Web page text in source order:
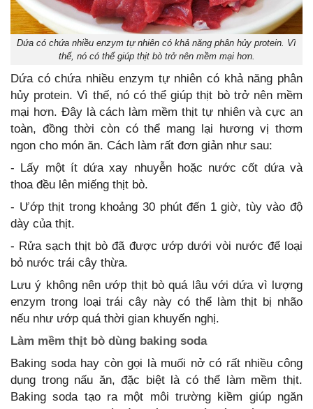
Dứa có chứa nhiều enzym tự nhiên có khả năng phân hủy protein. Vì
thế, nó có thể giúp thịt bò trở nên mềm mại hơn.
Dứa có chứa nhiều enzym tự nhiên có khả năng phân
hủy protein. Vì thế, nó có thể giúp thịt bò trở nên mềm
mại hơn. Đây là cách làm mềm thịt tự nhiên và cực an
toàn, đồng thời còn có thể mang lại hương vị thơm
ngon cho món ăn. Cách làm rất đơn giản như sau:
- Lấy một ít dứa xay nhuyễn hoặc nước cốt dứa và
thoa đều lên miếng thịt bò.
- Ướp thịt trong khoảng 30 phút đến 1 giờ, tùy vào độ
dày của thịt.
- Rửa sạch thịt bò đã được ướp dưới vòi nước để loại
bỏ nước trái cây thừa.
Lưu ý không nên ướp thịt bò quá lâu với dứa vì lượng
enzym trong loại trái cây này có thể làm thịt bị nhão
nếu như ướp quá thời gian khuyến nghị.
Làm mềm thịt bò dùng baking soda
Baking soda hay còn gọi là muối nở có rất nhiều công
dụng trong nấu ăn, đặc biệt là có thể làm mềm thịt.
Baking soda tạo ra một môi trường kiềm giúp ngăn